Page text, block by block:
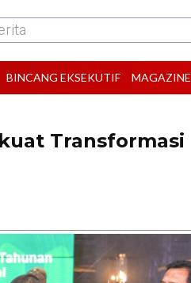
BINCANG EKSEKUTIF MAGAZINE
Transformasi